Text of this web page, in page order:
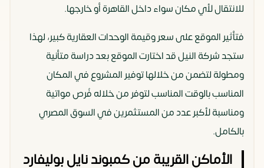
للانتقال لأي مكان سواء داخل القاهرة أو خارجها.
فتأثير الموقع على سعر وقيمة الوحدات العقارية كبير، لهذا
ستجد شركة النيل قد اختارت الموقع بعد دراسة متأنية
ومطولة لتضمن من خلالها توفير المشروع في المكان
المناسب بالوقت المناسب لتوفر من خلاله فُرص مواتية
ومناسبة لأكبر عدد من المستثمرين في السوق المصري
بالكامل.
الأماكن القريبة من كمبوند نايل بوليفارد